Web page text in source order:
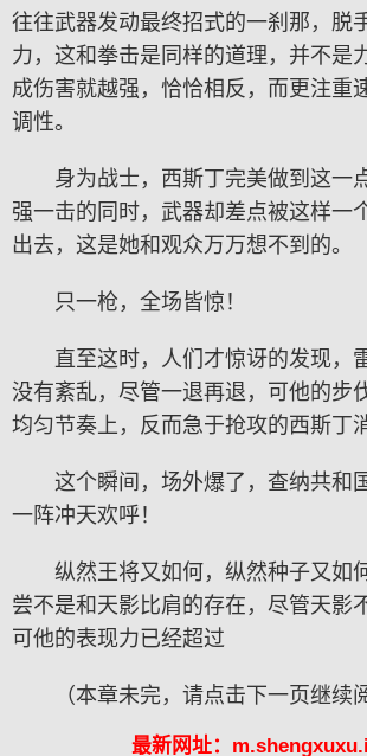
往往武器发动最终招式的一刹那，脱
力，这和拳击是同样的道理，并不是
成伤害就越强，恰恰相反，而更注重
调性。
身为战士，西斯丁完美做到这一
强一击的同时，武器却差点被这样一
出去，这是她和观众万万想不到的。
只一枪，全场皆惊！
直至这时，人们才惊讶的发现，
没有紊乱，尽管一退再退，可他的步
均匀节奏上，反而急于抢攻的西斯丁
这个瞬间，场外爆了，查纳共和
一阵冲天欢呼！
纵然王将又如何，纵然种子又如
尝不是和天影比肩的存在，尽管天影
可他的表现力已经超过
（本章未完，请点击下一页继续
最新网址：